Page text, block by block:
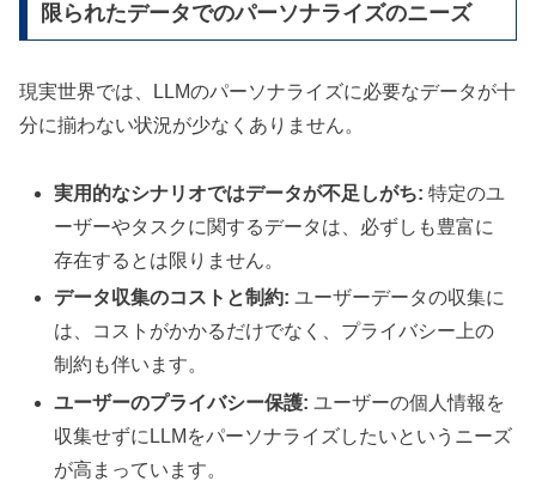
限られたデータでのパーソナライズのニーズ
現実世界では、LLMのパーソナライズに必要なデータが十
分に揃わない状況が少なくありません。
実用的なシナリオではデータが不足しがち: 特定のユ
ーザーやタスクに関するデータは、必ずしも豊富に
存在するとは限りません。
データ収集のコストと制約: ユーザーデータの収集に
は、コストがかかるだけでなく、プライバシー上の
制約も伴います。
ユーザーのプライバシー保護: ユーザーの個人情報を
収集せずにLLMをパーソナライズしたいというニーズ
が高まっています。